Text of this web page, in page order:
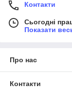
Контакти
Сьогодні
Показати
Про нас
Контакти